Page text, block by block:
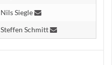
Nils Siegle
Steffen Schmitt